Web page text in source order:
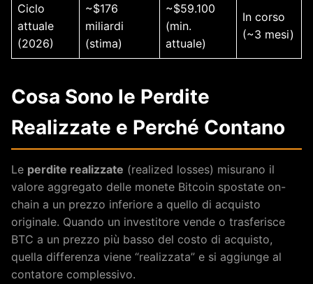
Ciclo
attuale
(2026)
~$176
miliardi
(stima)
~$59.100
(min.
attuale)
In corso
(~3 mesi)
Cosa Sono le Perdite
Realizzate e Perché Contano
Le perdite realizzate (realized losses) misurano il
valore aggregato delle monete Bitcoin spostate on-
chain a un prezzo inferiore a quello di acquisto
originale. Quando un investitore vende o trasferisce
BTC a un prezzo più basso del costo di acquisto,
quella differenza viene “realizzata” e si aggiunge al
contatore complessivo.